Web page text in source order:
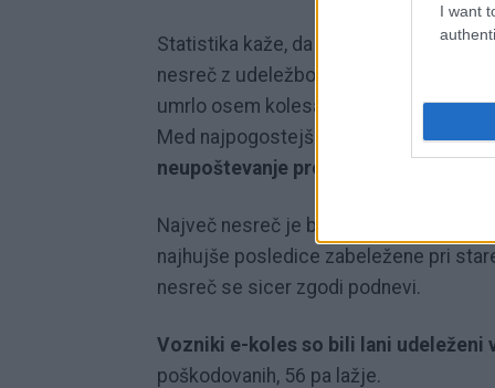
I want
Statistika kaže, da se je varnost
nesreč z udeležbo kolesarjev, pri
umrlo osem kolesarjev, kar je štiri več
Med najpogostejšimi vzroki nesreč so
neupoštevanje prednosti
Največ nesreč je bilo med kolesarji v
najhujše posledice zabeležene pri
nesreč se sicer zgodi podnevi.
Vozniki e-koles so bili lani udeleženi
poškodovanih, 56 pa lažje.